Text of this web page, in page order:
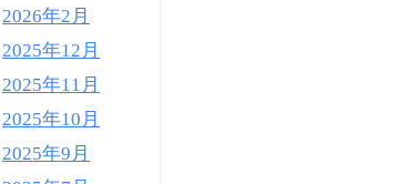
2026年2月
2025年12月
2025年11月
2025年10月
2025年9月